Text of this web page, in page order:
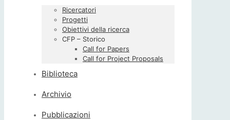
Ricercatori
Progetti
Obiettivi della ricerca
CFP – Storico
Call for Papers
Call for Project Proposals
Biblioteca
Archivio
Pubblicazioni